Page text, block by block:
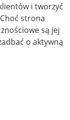
i tworzyć
strona
są jej
o aktywną